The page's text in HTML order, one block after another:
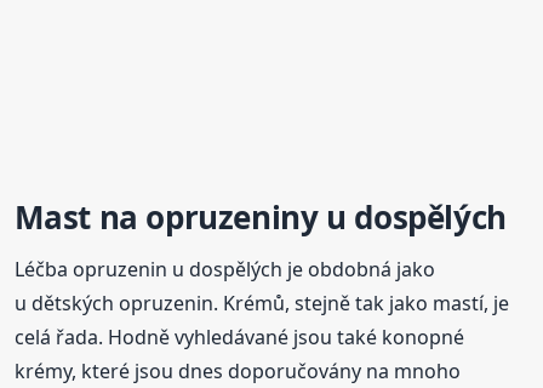
Mast na opruzeninyu dospělých
Léčba opruzenin u dospělých je obdobná jako
u dětských opruzenin. Krémů, stejně tak jako mastí, je
celá řada. Hodně vyhledávané jsou také konopné
krémy, které jsou dnes doporučovány na mnoho